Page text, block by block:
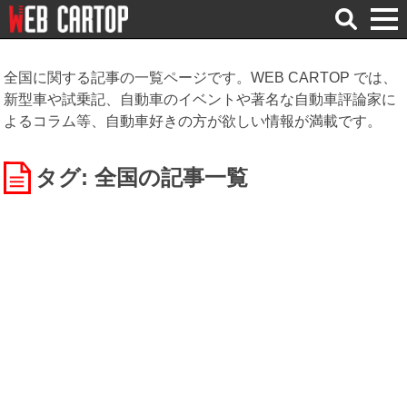
検
索
全国に関する記事の一覧ページです。WEB CARTOP では、
新型車や試乗記、自動車のイベントや著名な自動車評論家に
よるコラム等、自動車好きの方が欲しい情報が満載です。
タグ: 全国の記事一覧